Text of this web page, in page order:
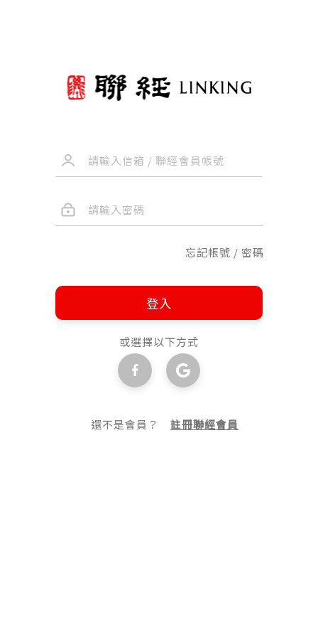
忘記帳號 / 密碼
登入
或選擇以下方式
還不是會員？註冊聯經會員